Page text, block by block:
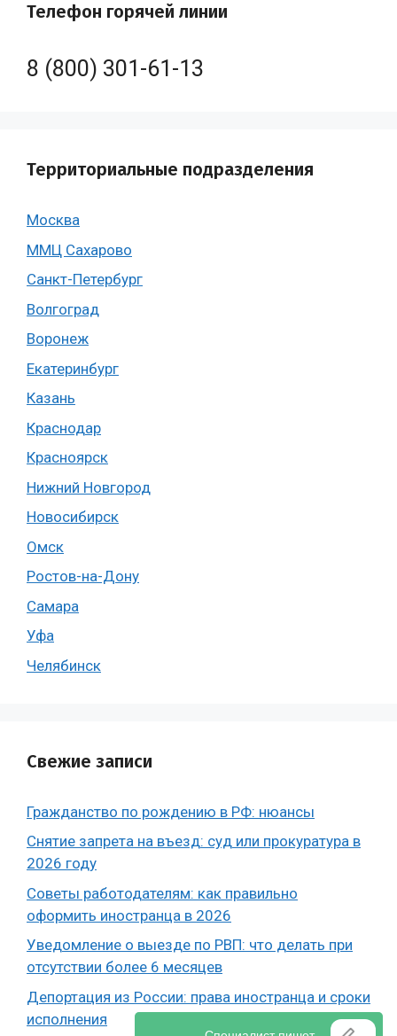
Телефон горячей линии
8 (800) 301-61-13
Территориальные подразделения
Москва
ММЦ Сахарово
Санкт-Петербург
Волгоград
Воронеж
Екатеринбург
Казань
Краснодар
Красноярск
Нижний Новгород
Новосибирск
Омск
Ростов-на-Дону
Самара
Уфа
Челябинск
Свежие записи
Гражданство по рождению в РФ: нюансы
Снятие запрета на въезд: суд или прокуратура в
2026 году
Советы работодателям: как правильно
оформить иностранца в 2026
Уведомление о выезде по РВП: что делать при
отсутствии более 6 месяцев
Депортация из России: права иностранца и сроки
исполнения